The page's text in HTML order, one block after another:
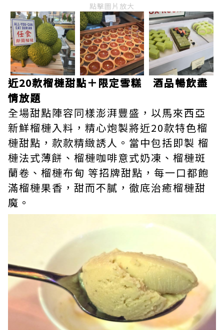
點擊圖片放大
近20款榴槤甜點＋限定雪糕 酒品暢飲盡
情放題
全場甜點陣容同樣澎湃豐盛，以馬來西亞
新鮮榴槤入料，精心炮製將近20款特色榴
槤甜點，款款精緻誘人。當中包括即製 榴
槤法式薄餅、榴槤咖啡意式奶凍、榴槤斑
蘭卷、榴槤布甸 等招牌甜點，每一口都飽
滿榴槤果香，甜而不膩，徹底治癒榴槤甜
魔。